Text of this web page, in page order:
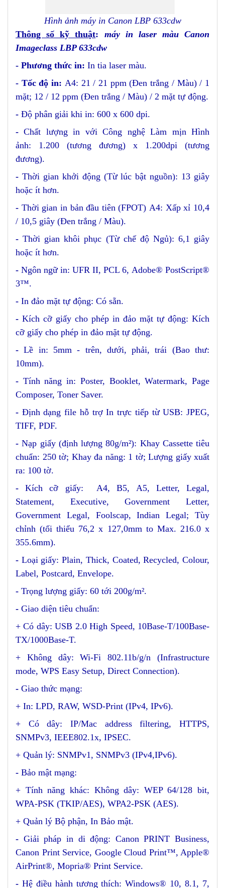
Hình ảnh máy in Canon LBP 633cdw
Thông số kỹ thuật: máy in laser màu Canon
Imageclass LBP 633cdw
- Phương thức in: In tia laser màu.
- Tốc độ in: A4: 21 / 21 ppm (Đen trắng / Màu) / 1
mặt; 12 / 12 ppm (Đen trắng / Màu) / 2 mặt tự động.
- Độ phân giải khi in: 600 x 600 dpi.
-Chất lượng in với Công nghệ Làm mịn Hình
ảnh: 1.200 (tương đương) x 1.200dpi (tương
đương).
- Thời gian khởi động (Từ lúc bật nguồn): 13 giây
hoặc ít hơn.
- Thời gian in bản đầu tiên (FPOT) A4: Xấp xỉ 10,4
/ 10,5 giây (Đen trắng / Màu).
-Thời gian khôi phục (Từ chế độ Ngủ): 6,1 giây
hoặc ít hơn.
- Ngôn ngữ in: UFR II, PCL 6, Adobe® PostScript®
3™.
- In đảo mặt tự động: Có sẵn.
- Kích cỡ giấy cho phép in đảo mặt tự động: Kích
cỡ giấy cho phép in đảo mặt tự động.
-Lề in: 5mm - trên, dưới, phải, trái (Bao thư:
10mm).
- Tính năng in: Poster, Booklet, Watermark, Page
Composer, Toner Saver.
- Định dạng file hỗ trợ In trực tiếp từ USB: JPEG,
TIFF, PDF.
-Nạp giấy (định lượng 80g/m²): Khay Cassette tiêu
chuẩn: 250 tờ; Khay đa năng: 1 tờ; Lượng giấy xuất
ra: 100 tờ.
-Kích cỡ giấy:
A4, B5, A5, Letter, Legal,
Statement, Executive, Government Letter,
Government Legal, Foolscap, Indian Legal; Tùy
chỉnh (tối thiểu 76,2 x 127,0mm to Max. 216.0 x
355.6mm).
- Loại giấy: Plain, Thick, Coated, Recycled, Colour,
Label, Postcard, Envelope.
- Trọng lượng giấy: 60 tới 200g/m².
- Giao diện tiêu chuẩn:
+ Có dây: USB 2.0 High Speed, 10Base-T/100Base-
TX/1000Base-T.
+ Không dây: Wi-Fi 802.11b/g/n (Infrastructure
mode, WPS Easy Setup, Direct Connection).
- Giao thức mạng:
+ In: LPD, RAW, WSD-Print (IPv4, IPv6).
+ Có dây: IP/Mac address filtering, HTTPS,
SNMPv3, IEEE802.1x, IPSEC.
+ Quản lý: SNMPv1, SNMPv3 (IPv4,IPv6).
- Bảo mật mạng:
+ Tính năng khác: Không dây: WEP 64/128 bit,
WPA-PSK (TKIP/AES), WPA2-PSK (AES).
+ Quản lý Bộ phận, In Bảo mật.
- Giải pháp in di động: Canon PRINT Business,
Canon Print Service, Google Cloud Print™, Apple®
AirPrint®, Mopria® Print Service.
- Hệ điều hành tương thích: Windows® 10, 8.1, 7,